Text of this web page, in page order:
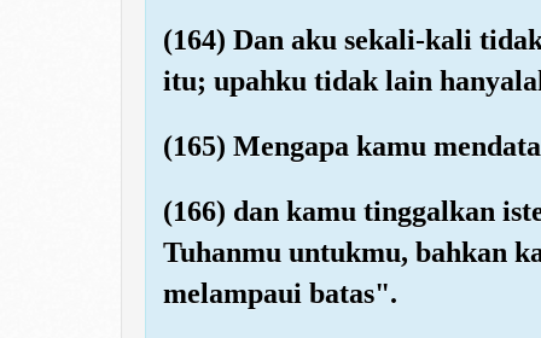
(164) Dan aku sekali-kali
itu; upahku tidak lain
(165) Mengapa kamu
(166) dan kamu tinggalkan
Tuhanmu untukmu, bahkan
melampaui batas".